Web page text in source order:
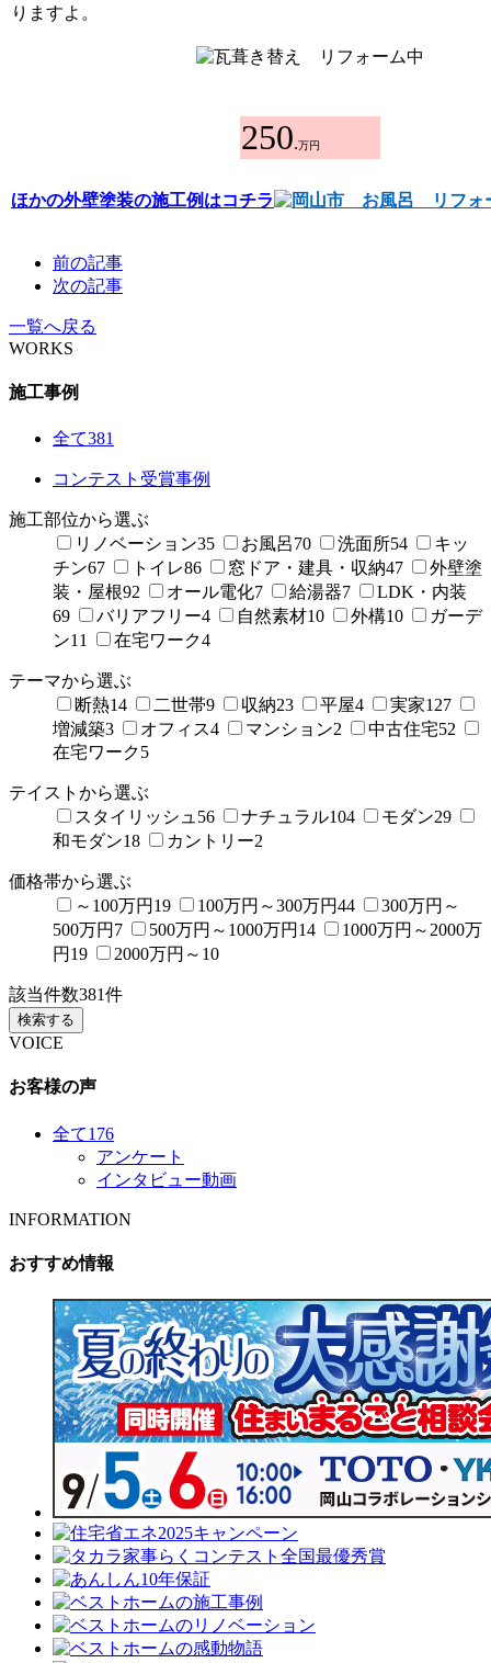
りますよ。
250.万円
ほかの外壁塗装の施工例はコチラ
前の記事
次の記事
一覧へ戻る
WORKS
施工事例
全て381
コンテスト受賞事例
施工部位から選ぶ
リノベーション35 お風呂70 洗面所54
キッ
チン67 トイレ86 窓ドア・建具・収納47
外壁塗
装・屋根92 オール電化7 給湯器7
LDK・内装
69
バリアフリー4 自然素材10 外構10
ガーデ
ン11 在宅ワーク4
テーマから選ぶ
断熱14 二世帯9 収納23 平屋4 実家127
増減築3 オフィス4 マンション2 中古住宅52
在宅ワーク5
テイストから選ぶ
スタイリッシュ 56 ナチュラル104 モダン29
和モダン18 カントリー2
価格帯から選ぶ
～100万円 19 100万円～300万円44
300万円～
500万円 7 500万円～1000万円 14
1000万円～2000万
円 19 2000万円～ 10
該当件数381件
検索する
VOICE
お客様の声
全て176
アンケート
インタビュー動画
INFORMATION
おすすめ情報